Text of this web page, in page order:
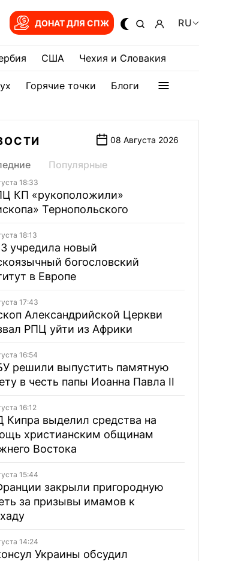
ДОНАТ ДЛЯ СПЖ RU
США Чехия и Словакия
Горячие точки Блоги
08 Августа 2026
Популярные
18:33
КП «рукоположили»
Тернопольского
18:13
учредила новый
богословский
в Европе
17:43
Александрийской Церкви
РПЦ уйти из Африки
16:54
решили выпустить памятную
в честь папы Иоанна Павла II
16:12
выделил средства на
христианским общинам
Востока
15:44
закрыли пригородную
за призывы имамов к
14:24
Украины обсудил